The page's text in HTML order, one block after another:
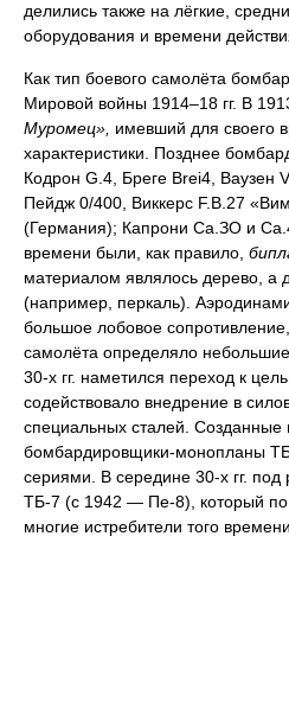
делились также на лёгкие,
оборудования и времени
Как тип боевого самолёта
Мировой войны 1914–18 гг. В
Муромец», имевший для своего
характеристики. Позднее
Кодрон G.4, Бреге Brei4, Ваузен
Пейдж 0/400, Виккерс F.B.27
(Германия); Капрони Са.ЗО и
времени были, как правило,
материалом являлось дерево, а
(например, перкаль).
большое лобовое
самолёта определяло
30-х гг. наметился переход к
содействовало внедрение в
специальных сталей.
бомбардировщики-монопланы
сериями. В середине 30-х гг.
ТБ-7 (с 1942 — Пе-8), который по
многие истребители того времени.